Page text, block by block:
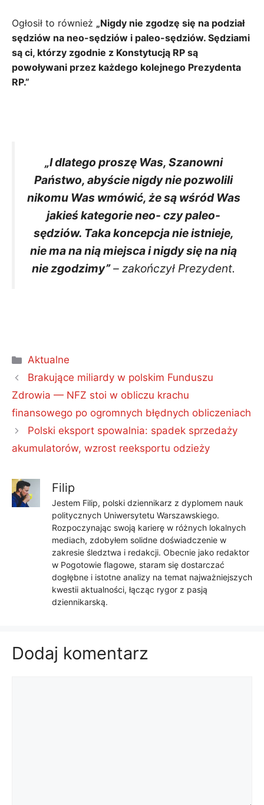
Ogłosił to również „Nigdy nie zgodzę się na podział
sędziów na neo-sędziów i paleo-sędziów. Sędziami
są ci, którzy zgodnie z Konstytucją RP są
powoływani przez każdego kolejnego Prezydenta
RP.”
„I dlatego proszę Was, Szanowni
Państwo, abyście nigdy nie pozwolili
nikomu Was wmówić, że są wśród Was
jakieś kategorie neo- czy paleo-
sędziów. Taka koncepcja nie istnieje,
nie ma na nią miejsca i nigdy się na nią
nie zgodzimy”– zakończył Prezydent.
Kategorie
Aktualne
Brakujące miliardy w polskim Funduszu
Zdrowia — NFZ stoi w obliczu krachu
finansowego po ogromnych błędnych obliczeniach
Polski eksport spowalnia: spadek sprzedaży
akumulatorów, wzrost reeksportu odzieży
Filip
Jestem Filip, polski dziennikarz z dyplomem nauk
politycznych Uniwersytetu Warszawskiego.
Rozpoczynając swoją karierę w różnych lokalnych
mediach, zdobyłem solidne doświadczenie w
zakresie śledztwa i redakcji. Obecnie jako redaktor
w Pogotowie flagowe, staram się dostarczać
dogłębne i istotne analizy na temat najważniejszych
kwestii aktualności, łącząc rygor z pasją
dziennikarską.
Dodaj komentarz